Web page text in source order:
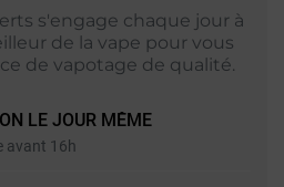
s'engage chaque jour à
de la vape pour vous
de vapotage de qualité.
LE JOUR MÊME
avant 16h